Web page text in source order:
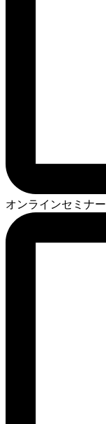
オンラインセミナー